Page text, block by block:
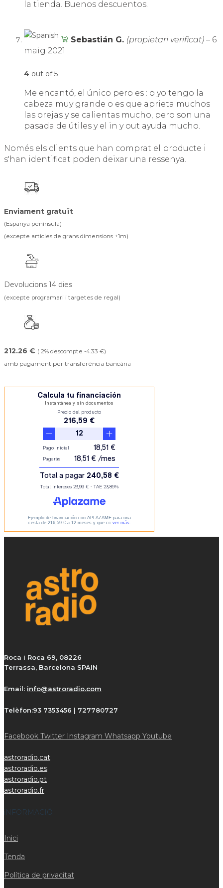
la tienda. Buenos descuentos.
Sebastián G. (propietari verificat) – 6
maig 2021
4 out of 5
Me encantó, el único pero es : o yo tengo la
cabeza muy grande o es que aprieta muchos
las orejas y se calientas mucho, pero son una
pasada de útiles y el in y out ayuda mucho.
Només els clients que han comprat el producte i
s'han identificat poden deixar una ressenya.
Enviament gratuït
(Espanya península)
(excepte articles de grans dimensions +1m)
Devolucions 14 dies
(excepte programari i targetes de regal)
212.26 € ( 2% descompte -4.33 €)
amb pagament per transferència bancària
Roca i Roca 69, 08226
Terrassa, Barcelona SPAIN
Email: info@astroradio.com
Telèfon:93 7353456 | 727780727
Facebook Twitter Instagram Whatsapp Youtube
astroradio.cat
astroradio.es
astroradio.pt
astroradio.fr
iNFORMACIÓ
Inici
Tenda
Política de privacitat